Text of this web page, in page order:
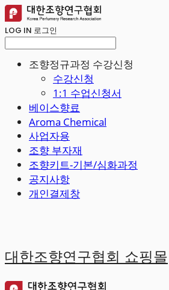
LOG IN 로그인
조향정규과정 수강신청
수강신청
1:1 수업신청서
베이스향료
Aroma Chemical
사업자용
조향 부자재
조향키트-기본/심화과정
공지사항
개인결제창
대한조향연구협회 쇼핑몰